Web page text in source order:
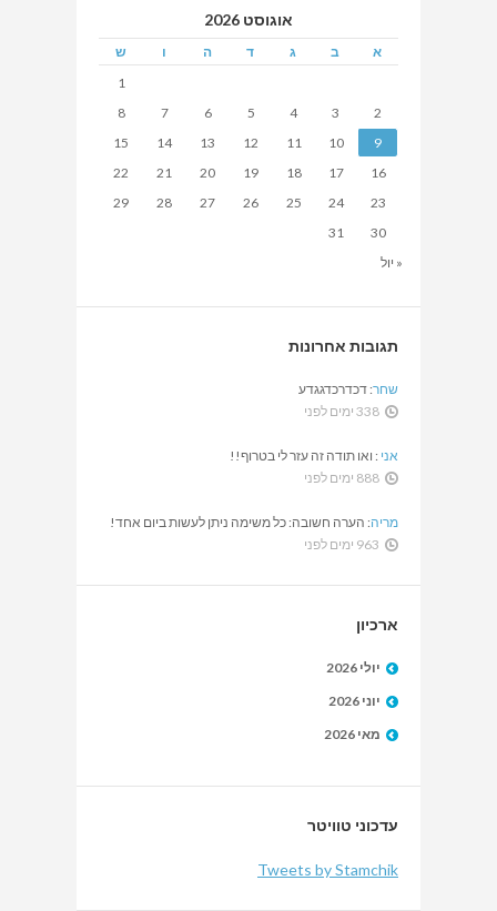
אוגוסט 2026
א ב ג ד ה ו ש
« יול
1
2
3
4
5
6
7
8
9
10
11
12
13
14
15
16
17
18
19
20
21
22
23
24
25
26
27
28
29
30
31
תגובות אחרונות
שחר: דכדרכדגגדע
338 ימים לפני
אני : ואו תודה זה עזר לי בטרוף!!
888 ימים לפני
מריה: הערה חשובה: כל משימה ניתן לעשות ביום אחד!
963 ימים לפני
ארכיון
יולי 2026
יוני 2026
מאי 2026
עדכוני טוויטר
Tweets by Stamchik